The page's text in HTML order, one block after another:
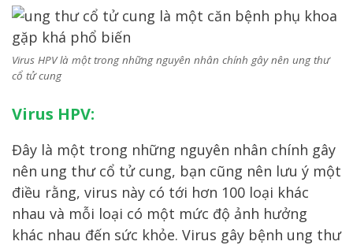
Virus HPV là một trong những nguyên nhân chính gây nên ung thư
cổ tử cung
Virus HPV:
Đây là một trong những nguyên nhân chính gây
nên ung thư cổ tử cung, bạn cũng nên lưu ý một
điều rằng, virus này có tới hơn 100 loại khác
nhau và mỗi loại có một mức độ ảnh hưởng
khác nhau đến sức khỏe. Virus gây bệnh ung thư